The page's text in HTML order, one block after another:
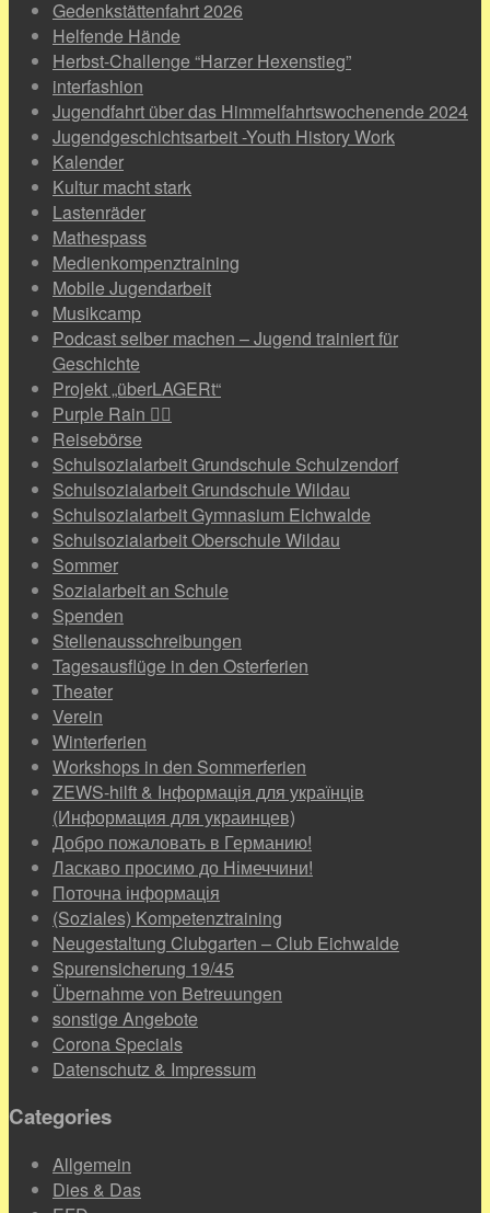
Gedenkstättenfahrt 2026
Helfende Hände
Herbst-Challenge “Harzer Hexenstieg”
interfashion
Jugendfahrt über das Himmelfahrtswochenende 2024
Jugendgeschichtsarbeit -Youth History Work
Kalender
Kultur macht stark
Lastenräder
Mathespass
Medienkompenztraining
Mobile Jugendarbeit
Musikcamp
Podcast selber machen – Jugend trainiert für
Geschichte
Projekt „überLAGERt“
Purple Rain 🏳️‍🌈
Reisebörse
Schulsozialarbeit Grundschule Schulzendorf
Schulsozialarbeit Grundschule Wildau
Schulsozialarbeit Gymnasium Eichwalde
Schulsozialarbeit Oberschule Wildau
Sommer
Sozialarbeit an Schule
Spenden
Stellenausschreibungen
Tagesausflüge in den Osterferien
Theater
Verein
Winterferien
Workshops in den Sommerferien
ZEWS-hilft & Інформація для українців
(Информация для украинцев)
Добро пожаловать в Германию!
Ласкаво просимо до Німеччини!
Поточна інформація
(Soziales) Kompetenztraining
Neugestaltung Clubgarten – Club Eichwalde
Spurensicherung 19/45
Übernahme von Betreuungen
sonstige Angebote
Corona Specials
Datenschutz & Impressum
Categories
Allgemein
Dies & Das